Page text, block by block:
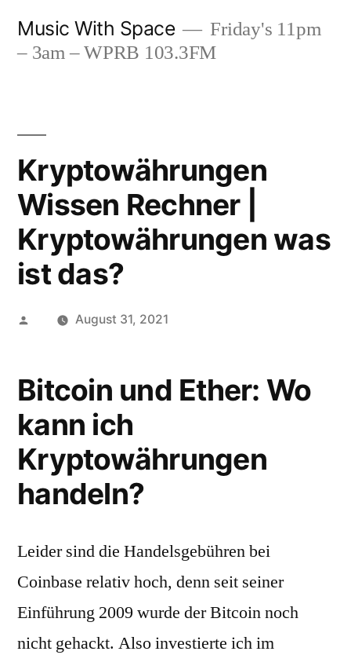
Music With Space
Friday's 11pm
– 3am – WPRB 103.3FM
Kryptowährungen
Wissen Rechner |
Kryptowährungen was
ist das?
Posted August 31, 2021
Bitcoin und Ether: Wo
kann ich
Kryptowährungen
handeln?
Leider sind die Handelsgebühren bei
Coinbase relativ hoch, denn seit seiner
Einführung 2009 wurde der Bitcoin noch
nicht gehackt. Also investierte ich im